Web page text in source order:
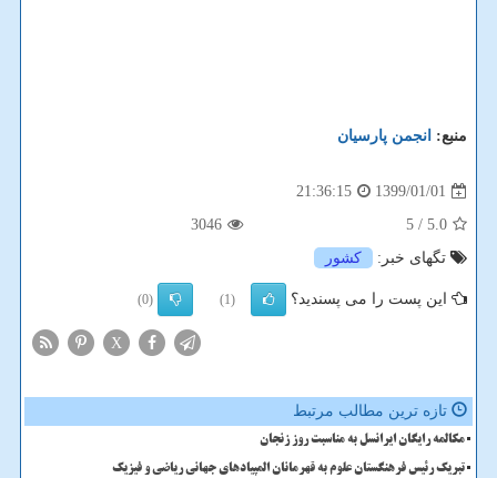
منبع: انجمن پارسیان
1399/01/01
21:36:15
5.0
/ 5
3046
تگهای خبر:
كشور
این پست را می پسندید؟ (1)
(0)
X
تازه ترین مطالب مرتبط
مکالمه رایگان ایرانسل به مناسبت روز زنجان
تبریک رئیس فرهنگستان علوم به قهرمانان المپیادهای جهانی ریاضی و فیزیک